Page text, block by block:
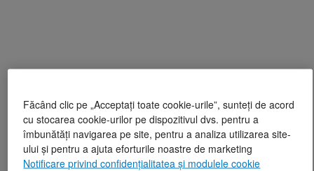
Făcând clic pe „Acceptați toate cookie-urile”, sunteți de acord
cu stocarea cookie-urilor pe dispozitivul dvs. pentru a
îmbunătăți navigarea pe site, pentru a analiza utilizarea site-
ului și pentru a ajuta eforturile noastre de marketing
Notificare privind confidențialitatea și modulele cookie